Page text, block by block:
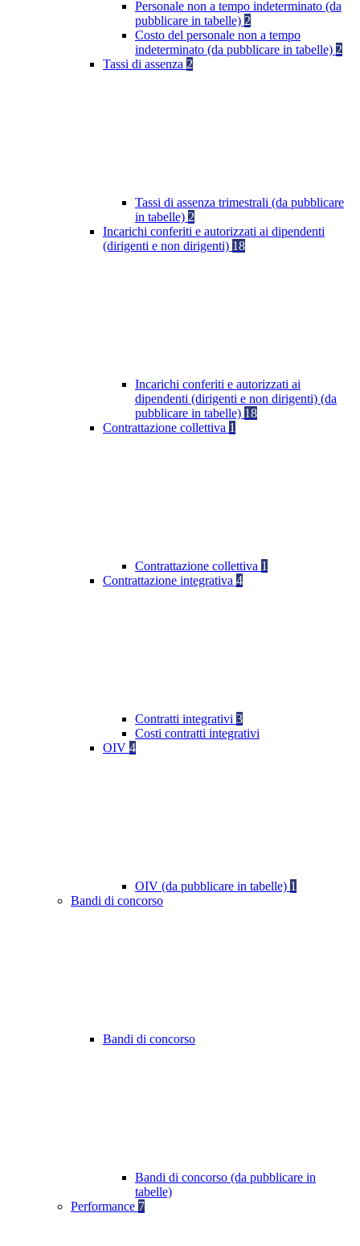
Personale non a tempo indeterminato (da
pubblicare in tabelle) 2
Costo del personale non a tempo
indeterminato (da pubblicare in tabelle) 2
Tassi di assenza 2
Tassi di assenza trimestrali (da pubblicare
in tabelle) 2
Incarichi conferiti e autorizzati ai dipendenti
(dirigenti e non dirigenti) 18
Incarichi conferiti e autorizzati ai
dipendenti (dirigenti e non dirigenti) (da
pubblicare in tabelle) 18
Contrattazione collettiva 1
Contrattazione collettiva 1
Contrattazione integrativa 4
Contratti integrativi 3
Costi contratti integrativi
OIV 4
OIV (da pubblicare in tabelle) 1
Bandi di concorso
Bandi di concorso
Bandi di concorso (da pubblicare in
tabelle)
Performance 7